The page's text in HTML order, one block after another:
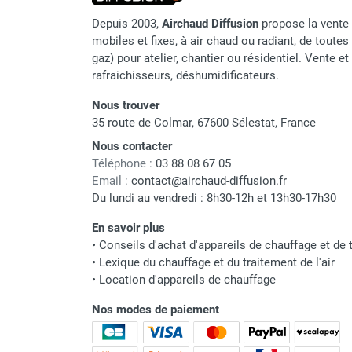
Chauffage FARM au gaz
Chauffage FARM au fioul
Chauffage d'atelier granulés / bois /
carton
Aérotherme fixe mural
Aérotherme électrique
Aérotherme au gaz
Aérotherme à eau chaude ou froide
Aérotherme au fioul
Aérotherme pompe à chaleur
(détente directe)
Chauffage mobile électrique, fioul et
gaz
Chauffage mobile électrique
Chauffage électrique soufflant
Chauffage haute température pour
étuvage industriel ou destruction
Depuis 2003, Airchaud Diffusion propose la
mobiles et fixes, à air chaud ou radiant, de
gaz) pour atelier, chantier ou résidentiel. Vente
rafraichisseurs, déshumidificateurs.
Nous trouver
35 route de Colmar, 67600 Sélestat, France
Nous contacter
Téléphone : 03 88 08 67 05
Email : contact@airchaud-diffusion.fr
Du lundi au vendredi : 8h30-12h et 13h30-17h30
En savoir plus
• Conseils d'achat d'appareils de chauffage et de
• Lexique du chauffage et du traitement de l'air
• Location d'appareils de chauffage
Nos modes de paiement